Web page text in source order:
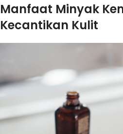
Manfaat Minyak
Kecantikan Kulit